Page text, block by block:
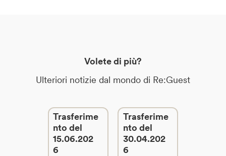
Volete di più?
Ulteriori notizie dal mondo di Re:Guest
Trasferime
nto del
15.06.202
6
Trasferime
nto del
30.04.202
6